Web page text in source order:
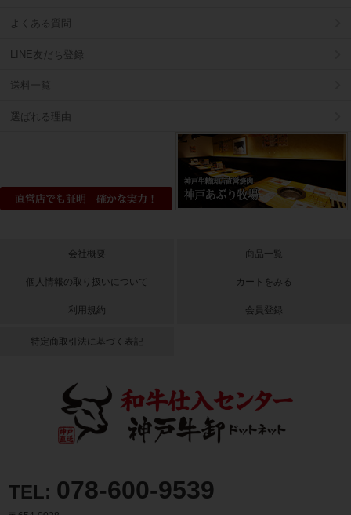
よくある質問
LINE友だち登録
送料一覧
選ばれる理由
TEL: 078-600-9539
会社概要 商品一覧
個人情報の取り扱いについて カートをみる
利用規約 会員登録
特定商取引法に基づく表記